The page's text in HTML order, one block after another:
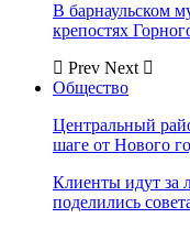
В барнаульском
крепостях
Prev Next
Общество
Центральный
шаге от Нового
Клиенты идут за
поделились